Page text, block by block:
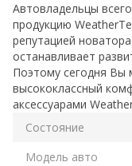
Автовладельцы
продукцию
репутацией
останавливает
Поэтому сегодня Вы
высококлассный
аксессуарами
Состояние
Модель авто